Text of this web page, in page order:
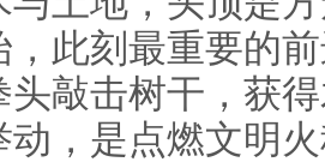
，此刻最重要的
头敲击树干，获
动，是点燃文明